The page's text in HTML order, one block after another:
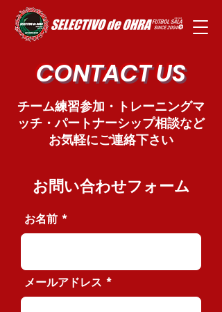
CONTACT US
チーム練習参加・トレーニングマ
ッチ・パートナーシップ相談など
お気軽にご連絡下さい
お問い合わせフォーム
お名前
メールアドレス